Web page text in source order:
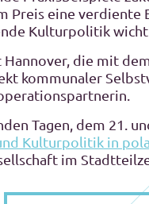
Preis eine
Kulturpolitik
die mit dem
kommunaler
Tagen, dem 21.
Kulturpolitik in
im